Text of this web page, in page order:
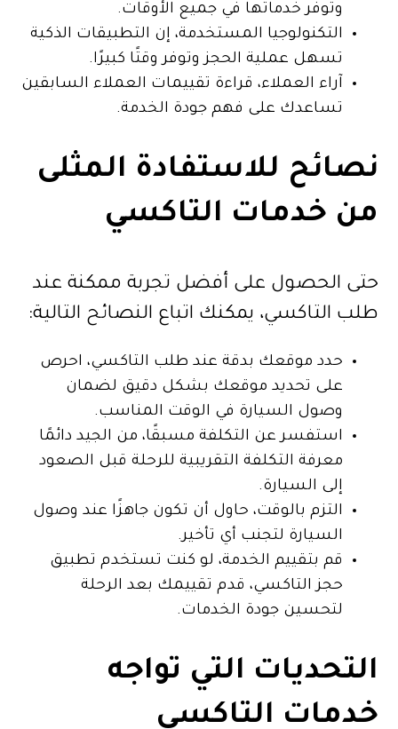
وتوفر خدماتها في جميع الأوقات.
التكنولوجيا المستخدمة، إن التطبيقات الذكية
تسهل عملية الحجز وتوفر وقتًا كبيرًا.
آراء العملاء، قراءة تقييمات العملاء السابقين
تساعدك على فهم جودة الخدمة.
نصائح للاستفادة المثلى
من خدمات التاكسي
حتى الحصول على أفضل تجربة ممكنة عند
طلب التاكسي، يمكنك اتباع النصائح التالية:
حدد موقعك بدقة عند طلب التاكسي، احرص
على تحديد موقعك بشكل دقيق لضمان
وصول السيارة في الوقت المناسب.
استفسر عن التكلفة مسبقًا، من الجيد دائمًا
معرفة التكلفة التقريبية للرحلة قبل الصعود
إلى السيارة.
التزم بالوقت، حاول أن تكون جاهزًا عند وصول
السيارة لتجنب أي تأخير.
قم بتقييم الخدمة، لو كنت تستخدم تطبيق
حجز التاكسي، قدم تقييمك بعد الرحلة
لتحسين جودة الخدمات.
التحديات التي تواجه
خدمات التاكسي